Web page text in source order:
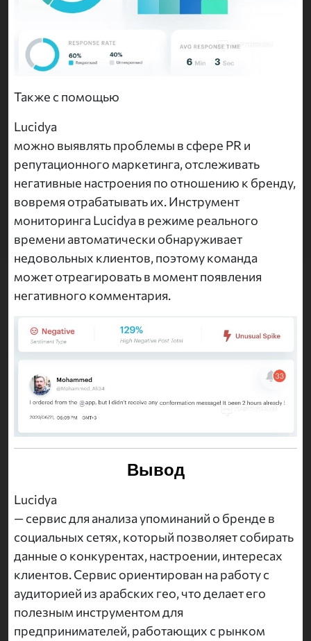
Также с помощью
Lucidya
можно выявлять проблемы в сфере PR и
репутационного маркетинга, отслеживать
негативные настроения по отношению к бренду,
вовремя отрабатывать их. Инструмент
мониторинга Lucidya в режиме реального
времени автоматически обнаруживает
недовольных клиентов, поэтому команда
может отреагировать в момент появления
негативного комментария.
Вывод
Lucidya
— сервис для анализа упоминаний о бренде в
социальных сетях, который позволяет собирать
данные о конкурентах, настроении, интересах
клиентов. Сервис ориентирован на работу с
аудиторией из арабских гео, что делает его
полезным инструментом для
предпринимателей, работающих с рынком